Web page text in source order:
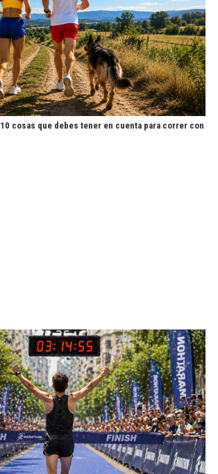
10 cosas que debes tener en cuenta para correr con